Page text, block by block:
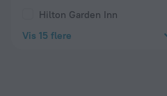
Hilton Garden Inn
Vis 15 flere